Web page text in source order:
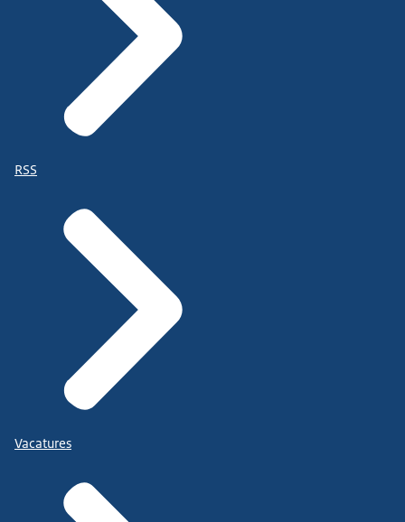
RSS
Vacatures